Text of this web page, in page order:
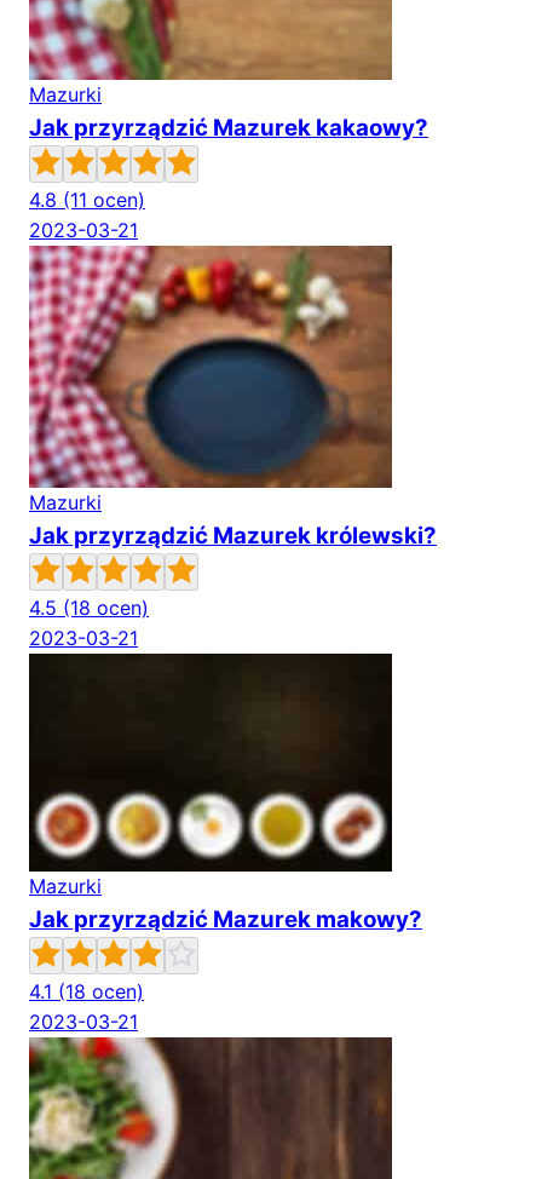
Mazurki
Jak przyrządzić Mazurek kakaowy?
4.8 (11 ocen)
2023-03-21
Mazurki
Jak przyrządzić Mazurek królewski?
4.5 (18 ocen)
2023-03-21
Mazurki
Jak przyrządzić Mazurek makowy?
4.1 (18 ocen)
2023-03-21